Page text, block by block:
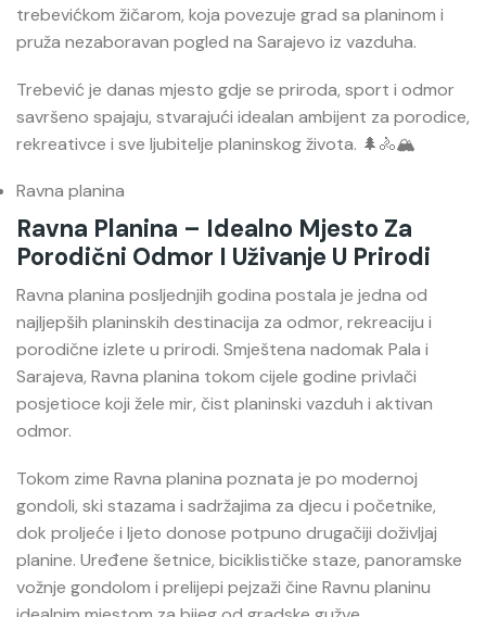
trebevićkom žičarom, koja povezuje grad sa planinom i
pruža nezaboravan pogled na Sarajevo iz vazduha.
Trebević je danas mjesto gdje se priroda, sport i odmor
savršeno spajaju, stvarajući idealan ambijent za porodice,
rekreativce i sve ljubitelje planinskog života. 🌲🚴🏔️
Ravna planina
Ravna Planina – Idealno Mjesto Za
Porodični Odmor I Uživanje U Prirodi
Ravna planina posljednjih godina postala je jedna od
najljepših planinskih destinacija za odmor, rekreaciju i
porodične izlete u prirodi. Smještena nadomak Pala i
Sarajeva, Ravna planina tokom cijele godine privlači
posjetioce koji žele mir, čist planinski vazduh i aktivan
odmor.
Tokom zime Ravna planina poznata je po modernoj
gondoli, ski stazama i sadržajima za djecu i početnike,
dok proljeće i ljeto donose potpuno drugačiji doživljaj
planine. Uređene šetnice, biciklističke staze, panoramske
vožnje gondolom i prelijepi pejzaži čine Ravnu planinu